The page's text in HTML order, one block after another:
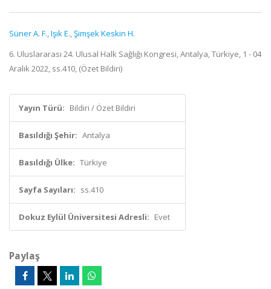
Süner A. F.,Işık E.,Şimşek Keskin H.
6. Uluslararası 24. Ulusal Halk Sağlığı Kongresi, Antalya, Türkiye, 1 - 04
Aralık 2022, ss.410, (Özet Bildiri)
Yayın Türü: Bildiri / Özet Bildiri
Basıldığı Şehir: Antalya
Basıldığı Ülke: Türkiye
Sayfa Sayıları: ss.410
Dokuz Eylül Üniversitesi Adresli: Evet
Paylaş